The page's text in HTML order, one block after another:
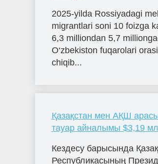
2025-yilda Rossiyadagi
migrantlari soni 10 foizga
6,3 milliondan 5,7
O‘zbekiston fuqarolari
chiqib...
Қазақстан мен АҚШ
тауар айналымы $3,19
Кездесу барысында
Республикасының